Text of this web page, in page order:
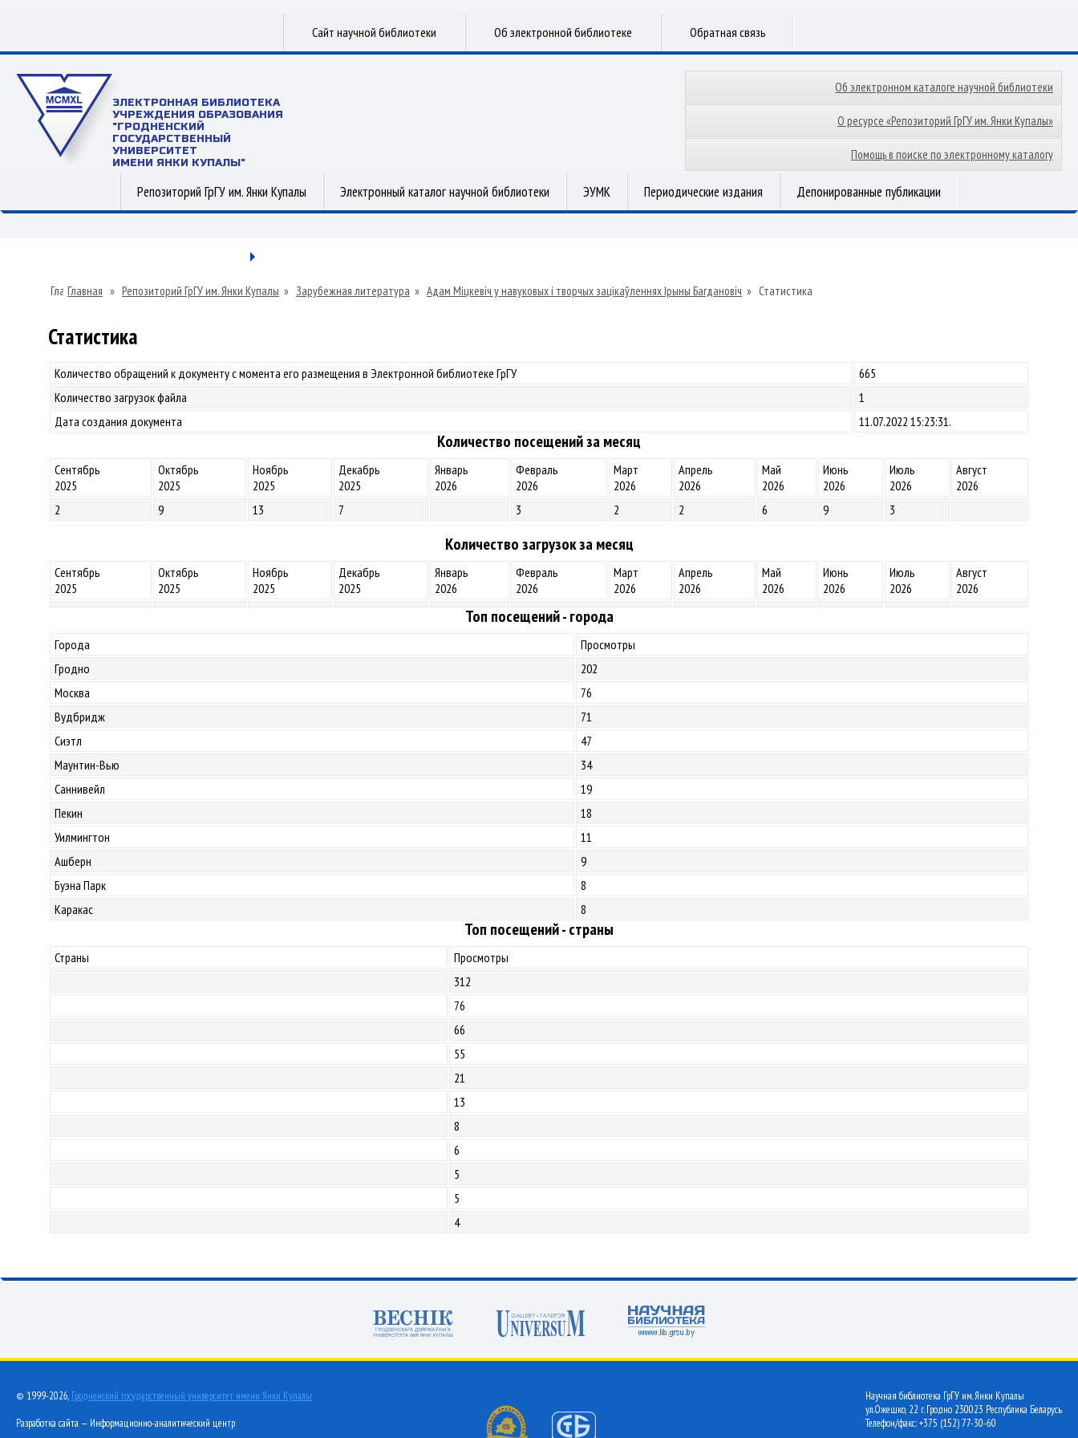
Сайт научной библиотеки Об электронной библиотеке Обратная связь
ЭЛЕКТРОННАЯ БИБЛИОТЕКА
УЧРЕЖДЕНИЯ ОБРАЗОВАНИЯ
"ГРОДНЕНСКИЙ
ГОСУДАРСТВЕННЫЙ
УНИВЕРСИТЕТ
ИМЕНИ ЯНКИ КУПАЛЫ"
Об электронном каталоге научной библиотеки
О ресурсе «Репозиторий ГрГУ им. Янки Купалы»
Помощь в поиске по электронному каталогу
Репозиторий ГрГУ им. Янки Купалы Электронный каталог научной библиотеки ЭУМК Периодические издания Депонированные публикации
Главная » Репозиторий ГрГУ им. Янки Купалы » Зарубежная литература » Адам Міцкевіч у навуковых і творчых зацікаўленнях Ірыны Багдановіч » Статистика
Статистика
Количество обращений к документу с момента его размещения в Электронной библиотеке ГрГУ
665
Количество загрузок файла
1
Дата создания документа
11.07.2022 15:23:31.
Количество посещений за месяц
Сентябрь
2025
Октябрь
2025
Ноябрь
2025
Декабрь
2025
Январь
2026
Февраль
2026
Март
2026
Апрель
2026
Май
2026
Июнь
2026
Июль
2026
Август
2026
2
9 13 7 3 2 2 6 9 3
Количество загрузок за месяц
Сентябрь
2025
Октябрь
2025
Ноябрь
2025
Декабрь
2025
Январь
2026
Февраль
2026
Март
2026
Апрель
2026
Май
2026
Июнь
2026
Июль
2026
Август
2026
Топ посещений - города
Города
Просмотры
Гродно
202
Москва
76
Вудбридж
71
Сиэтл
47
Маунтин-Вью
34
Саннивейл
19
Пекин
18
Уилмингтон
11
Ашберн
9
Буэна Парк
8
Каракас
8
Топ посещений - страны
Страны
Просмотры
312
76
66
55
21
13
8
6
5
5
4
© 1999-2026, Гродненский государственный университет имени Янки Купалы
Разработка сайта — Информационно-аналитический центр
Научная библиотека ГрГУ им. Янки Купалы
ул.Ожешко, 22 г. Гродно 230023 Республика Беларусь
Телефон/факс: +375 (152) 77-30-60